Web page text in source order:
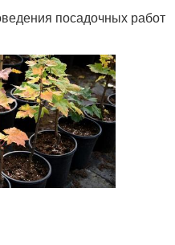
посадочных работ